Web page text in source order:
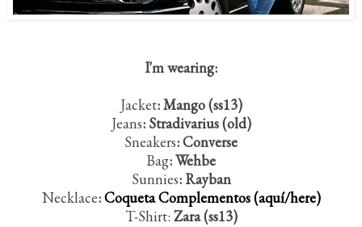
I'm wearing:
Jacket: Mango (ss13)
Jeans: Stradivarius (old)
Sneakers: Converse
Bag: Wehbe
Sunnies: Rayban
Necklace:Coqueta Complementos (aquí/here)
T-Shirt: Zara (ss13)